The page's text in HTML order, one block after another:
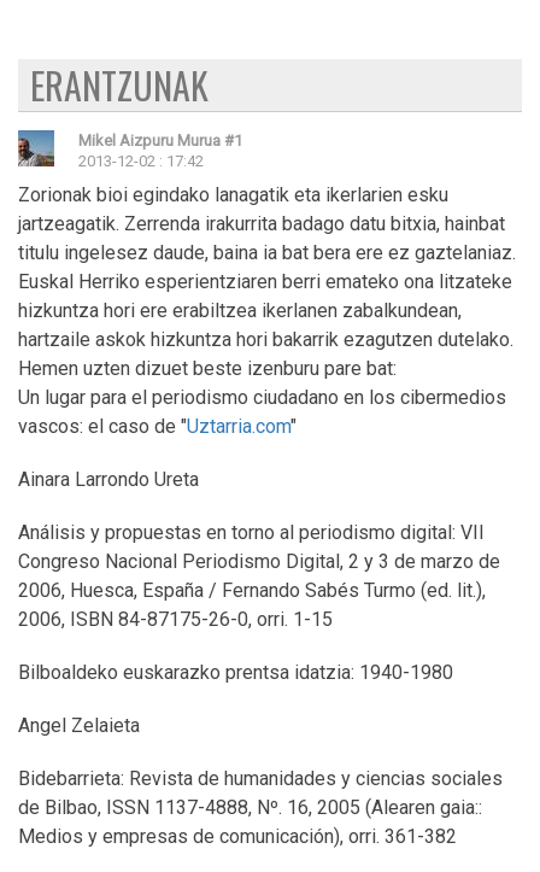
ERANTZUNAK
Mikel Aizpuru Murua #1
2013-12-02 : 17:42
Zorionak bioi egindako lanagatik eta ikerlarien esku
jartzeagatik. Zerrenda irakurrita badago datu bitxia, hainbat
titulu ingelesez daude, baina ia bat bera ere ez gaztelaniaz.
Euskal Herriko esperientziaren berri emateko ona litzateke
hizkuntza hori ere erabiltzea ikerlanen zabalkundean,
hartzaile askok hizkuntza hori bakarrik ezagutzen dutelako.
Hemen uzten dizuet beste izenburu pare bat:
Un lugar para el periodismo ciudadano en los cibermedios
vascos: el caso de "Uztarria.com"
Ainara Larrondo Ureta
Análisis y propuestas en torno al periodismo digital: VII
Congreso Nacional Periodismo Digital, 2 y 3 de marzo de
2006, Huesca, España / Fernando Sabés Turmo (ed. lit.),
2006, ISBN 84-87175-26-0, orri. 1-15
Bilboaldeko euskarazko prentsa idatzia: 1940-1980
Angel Zelaieta
Bidebarrieta: Revista de humanidades y ciencias sociales
de Bilbao, ISSN 1137-4888, Nº. 16, 2005 (Alearen gaia::
Medios y empresas de comunicación), orri. 361-382